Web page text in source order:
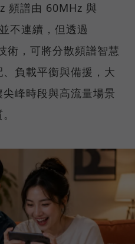
頻譜由 60MHz 與
不連續，但透過
術，可將分散頻譜智慧
負載平衡與備援，大
峰時段與高流量場景